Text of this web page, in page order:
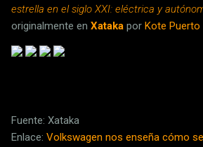
estrella en el siglo XXI: eléctrica y
originalmente en Xataka por Kote Puerto
Fuente: Xataka
Enlace: Volkswagen nos enseña cómo